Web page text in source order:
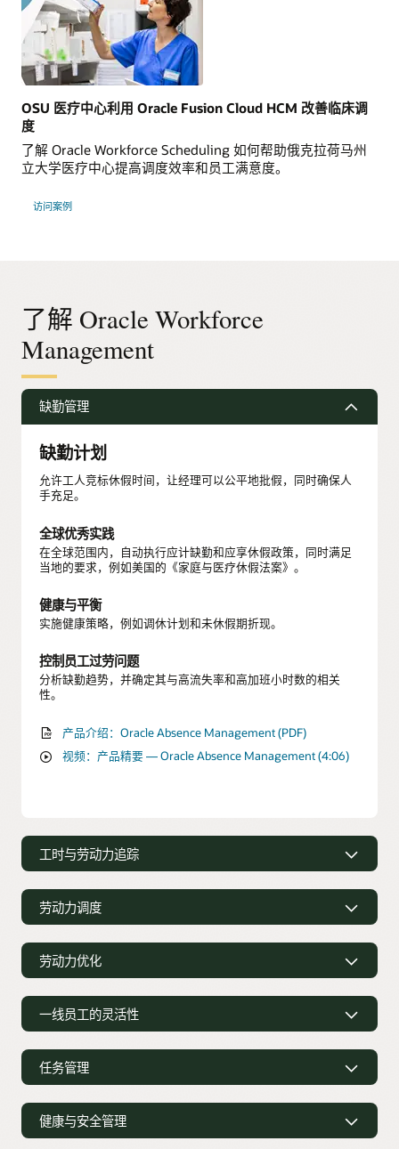
OSU 医疗中心利用 Oracle Fusion Cloud HCM 改善临床调
度
了解 Oracle Workforce Scheduling 如何帮助俄克拉荷马州
立大学医疗中心提高调度效率和员工满意度。
访问案例
了解 Oracle Workforce
Management
缺勤管理
缺勤计划
允许工人竞标休假时间，让经理可以公平地批假，同时确保人
手充足。
全球优秀实践
在全球范围内，自动执行应计缺勤和应享休假政策，同时满足
当地的要求，例如美国的《家庭与医疗休假法案》。
健康与平衡
实施健康策略，例如调休计划和未休假期折现。
控制员工过劳问题
分析缺勤趋势，并确定其与高流失率和高加班小时数的相关
性。
产品介绍：Oracle Absence Management (PDF)
视频：产品精要 — Oracle Absence Management (4:06)
工时与劳动力追踪
针对合同员工、小时工、项目派遣工、临时工，自动执行加班
和其他政策，从而减少工资结算错误。
简单又快速的工时录入
通过移动响应式用户体验，员工可以随时在任意设备上记录和
跟踪工时。
确保劳动力与企业优先事项保持一致
根据企业重要事项（例如项目、拨款、成本中心等）跟踪劳动
力。
安全性和欺诈控制
利用基于角色或基于位置的安全控制措施，并限制访问，从而
防范时间、缺勤和薪资欺诈。
劳动力调度
使用业务数据和 AI 洞察，根据资格、偏好和合规性要求做出排
班决策。
更多经理面谈时间
在 AI 的助力下完成排班或发布空缺班次，让经理能够把更多时
间精力留给员工。
工时平衡
确保拥有足够的员工人数或计划的小时数，且不超过预算或全
工时当量 (FTE) 的小时数。
劳动力优化
自动创建班次，匹配拥有对应技能的可用人员，满足预期需
求。
遵从法规要求
自动批量分配班次，同时遵守复杂的劳动力政策、预算和
FTE。
遵循企业优先事项
一线员工的灵活性
支持员工在同一个移动应用中，设置出勤的班次和日期，完成
休假计划和排班任务。
轻松更改员工班次
提供工具，让员工可以直接联系符合条件的同事代班或换班。
任务管理
为一线员工安排在班次中需要优先完成的任务。
健康与安全管理